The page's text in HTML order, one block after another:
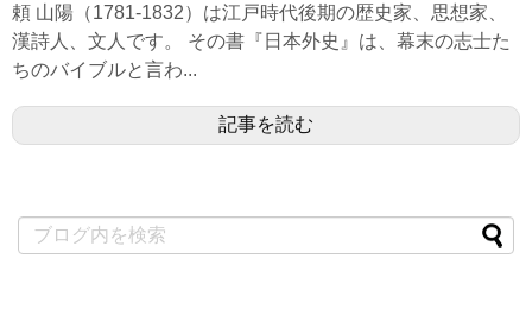
頼 山陽（1781-1832）は江戸時代後期の歴史家、思想家、
漢詩人、文人です。 その書『日本外史』は、幕末の志士た
ちのバイブルと言わ...
記事を読む